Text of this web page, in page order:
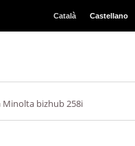
Català Castellano
Minolta bizhub 258i